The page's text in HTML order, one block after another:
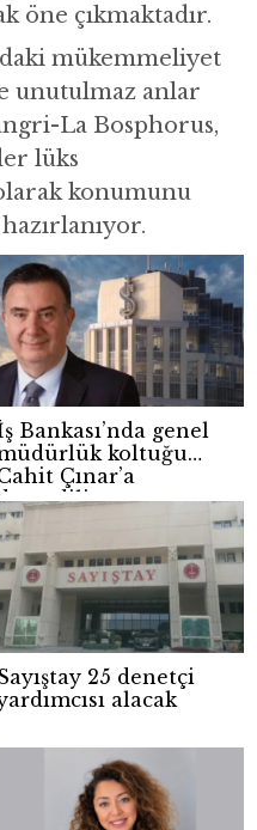
öne çıkmaktadır.
mükemmeliyet
unutulmaz anlar
La Bosphorus,
lüks
konumunu
Bankası’nda genel
koltuğu
Çınar’a
25 denetçi
alacak